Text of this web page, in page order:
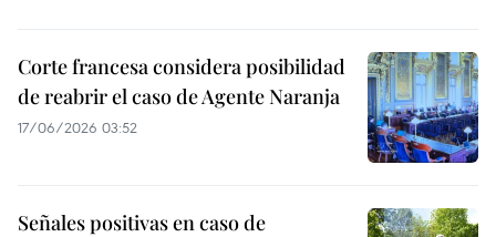
Corte francesa considera posibilidad
de reabrir el caso de Agente Naranja
17/06/2026 03:52
Señales positivas en caso de